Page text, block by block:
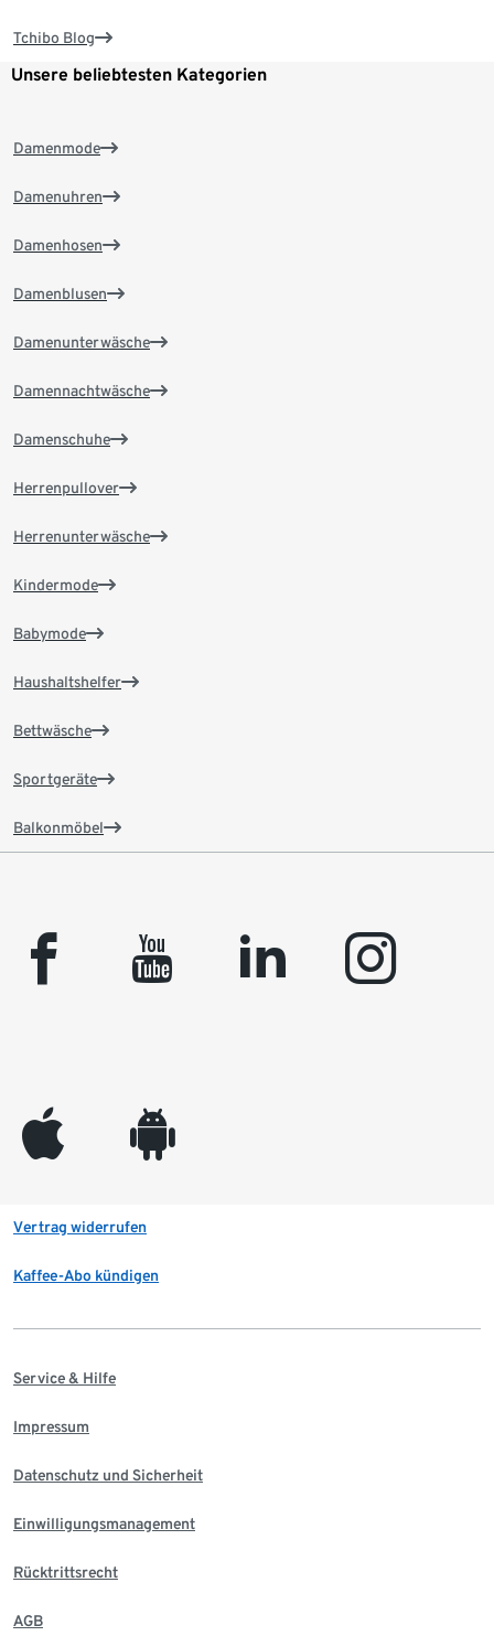
Tchibo Blog
Unsere beliebtesten Kategorien
Damenmode
Damenuhren
Damenhosen
Damenblusen
Damenunterwäsche
Damennachtwäsche
Damenschuhe
Herrenpullover
Herrenunterwäsche
Kindermode
Babymode
Haushaltshelfer
Bettwäsche
Sportgeräte
Balkonmöbel
facebook youtube linkedin instagram
appleinc android
Vertrag widerrufen
Kaffee-Abo kündigen
Service & Hilfe
Impressum
Datenschutz und Sicherheit
Einwilligungsmanagement
Rücktrittsrecht
AGB